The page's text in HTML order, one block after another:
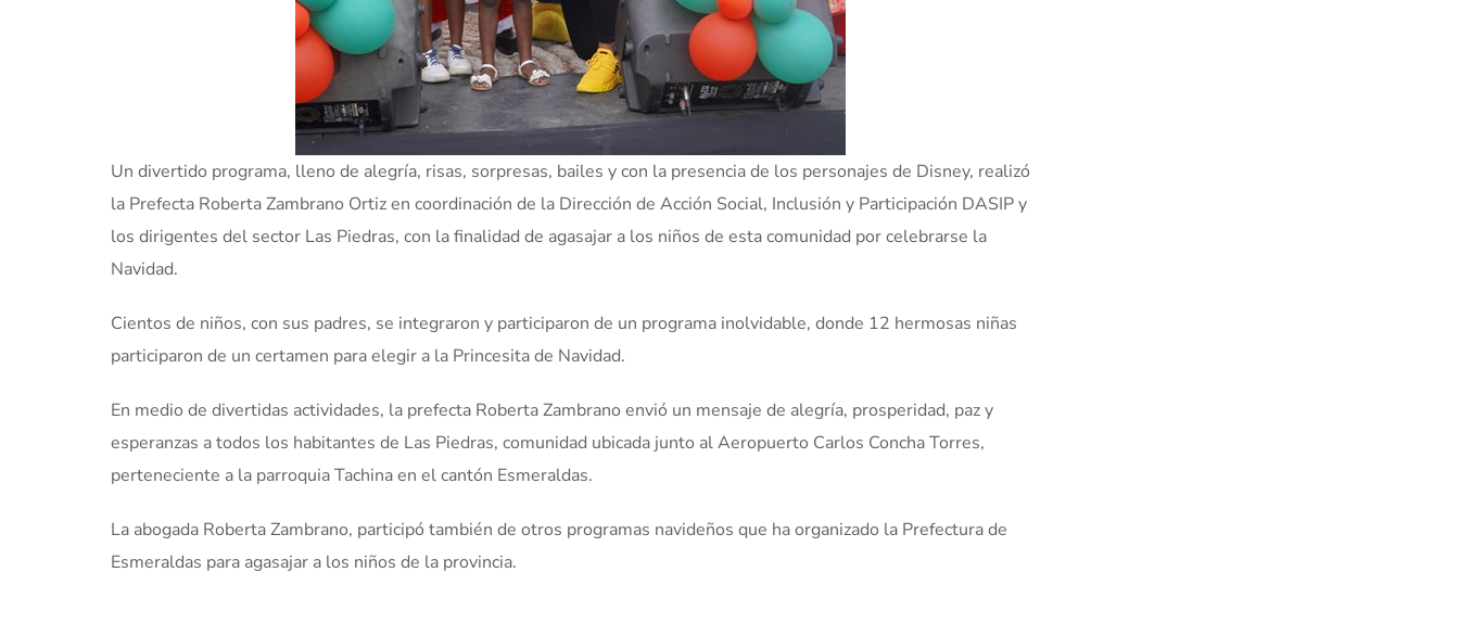
Un divertido programa, lleno de alegría, risas, sorpresas, bailes y con la presencia de los personajes de Disney, realizó
la Prefecta Roberta Zambrano Ortiz en coordinación de la Dirección de Acción Social, Inclusión y Participación DASIP y
los dirigentes del sector Las Piedras, con la finalidad de agasajar a los niños de esta comunidad por celebrarse la
Navidad.
Cientos de niños, con sus padres, se integraron y participaron de un programa inolvidable, donde 12 hermosas niñas
participaron de un certamen para elegir a la Princesita de Navidad.
En medio de divertidas actividades, la prefecta Roberta Zambrano envió un mensaje de alegría, prosperidad, paz y
esperanzas a todos los habitantes de Las Piedras, comunidad ubicada junto al Aeropuerto Carlos Concha Torres,
perteneciente a la parroquia Tachina en el cantón Esmeraldas.
La abogada Roberta Zambrano, participó también de otros programas navideños que ha organizado la Prefectura de
Esmeraldas para agasajar a los niños de la provincia.